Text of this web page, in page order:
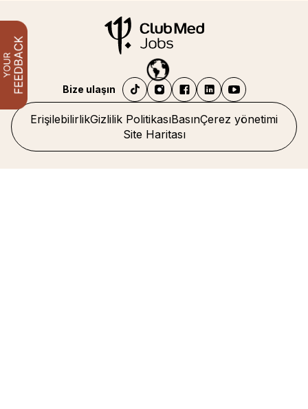
ErişilebilirlikGizlilik PolitikasıBasınÇerez yönetimi
Site Haritası
Bize ulaşın